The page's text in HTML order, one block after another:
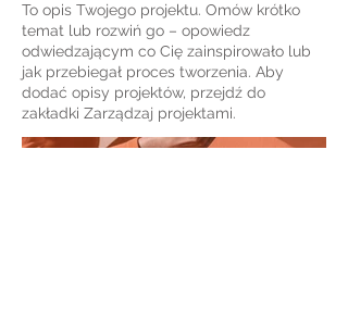
To opis Twojego projektu. Omów krótko
temat lub rozwiń go – opowiedz
odwiedzającym co Cię zainspirowało lub
jak przebiegał proces tworzenia. Aby
dodać opisy projektów, przejdź do
zakładki Zarządzaj projektami.